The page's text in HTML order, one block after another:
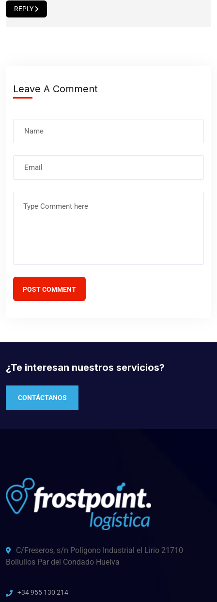
REPLY
Leave A Comment
electrónico
POST COMMENT
¿Te interesan nuestros servicios?
CONTÁCTANOS
C/Freseros, s/n Polígono Industrial el Lirio 21710
Bollullos Par del Condado Huelva
+34 955 130 214